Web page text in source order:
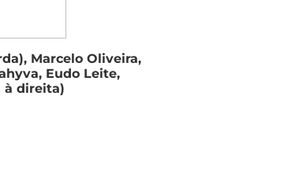
Marcelo Oliveira,
Eudo Leite,
à direita)